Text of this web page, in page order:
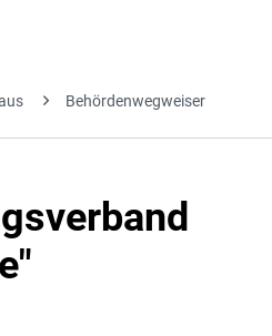
Behördenwegweiser